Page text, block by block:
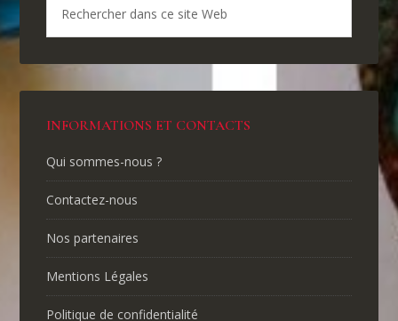
INFORMATIONS ET CONTACTS
Qui sommes-nous ?
Contactez-nous
Nos partenaires
Mentions Légales
Politique de confidentialité